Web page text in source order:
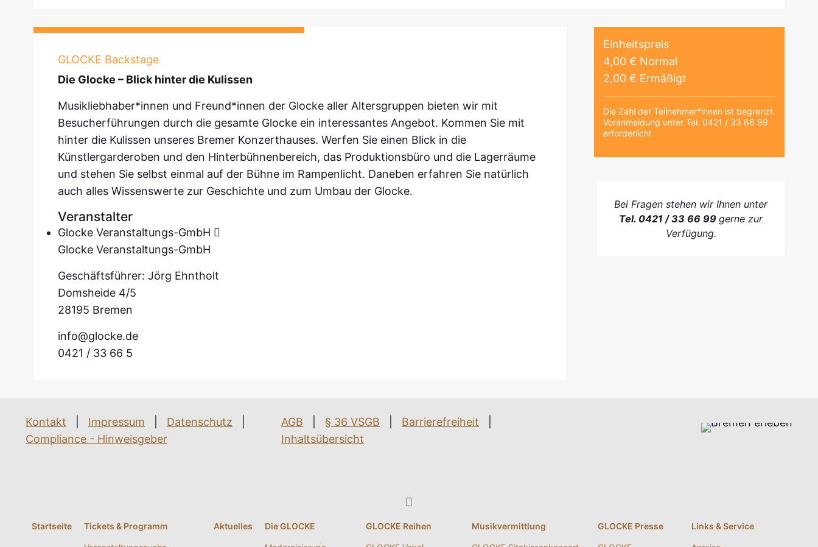
GLOCKE Backstage
Die Glocke – Blick hinter die Kulissen
Musikliebhaber*innen und Freund*innen der Glocke aller Altersgruppen bieten wir mit
Besucherführungen durch die gesamte Glocke ein interessantes Angebot. Kommen Sie mit
hinter die Kulissen unseres Bremer Konzerthauses. Werfen Sie einen Blick in die
Künstlergarderoben und den Hinterbühnenbereich, das Produktionsbüro und die Lagerräume
und stehen Sie selbst einmal auf der Bühne im Rampenlicht. Daneben erfahren Sie natürlich
auch alles Wissenswerte zur Geschichte und zum Umbau der Glocke.
Veranstalter
Glocke Veranstaltungs-GmbH
Glocke Veranstaltungs-GmbH
Geschäftsführer: Jörg Ehntholt
Domsheide 4/5
28195 Bremen
info@glocke.de
0421 / 33 66 5
Einheitspreis
4,00 € Normal
2,00 € Ermäßigt
Die Zahl der Teilnehmer*innen ist begrenzt.
Voranmeldung unter Tel. 0421 / 33 66 99
erforderlich!
Bei Fragen stehen wir Ihnen unter
Tel. 0421 / 33 66 99gerne zur
Verfügung.
Kontakt Impressum Datenschutz
Compliance - Hinweisgeber
AGB § 36 VSGB Barrierefreiheit
Inhaltsübersicht
Startseite Tickets & Programm Aktuelles Die GLOCKE GLOCKE Reihen Musikvermittlung GLOCKE Presse Links & Service